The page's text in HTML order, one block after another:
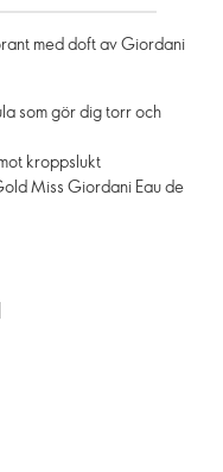
med doft av Giordani
som gör dig torr och
kroppslukt
Miss Giordani Eau de